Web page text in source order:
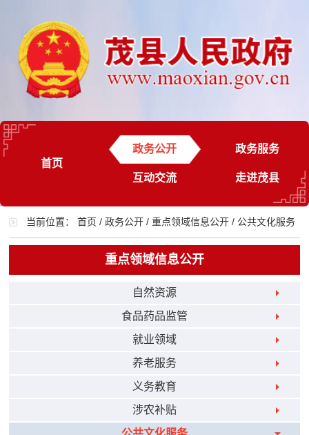
首页
政务公开 政务服务
互动交流 走进茂县
当前位置：首页 /政务公开 /重点领域信息公开 / 公共文化服务
重点领域信息公开
自然资源
食品药品监管
就业领域
养老服务
义务教育
涉农补贴